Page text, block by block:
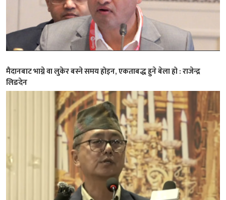
मैदानबाट भाग्ने वा लुकेर बस्ने समय होइन, एकताबद्ध हुने बेला हो : राजेन्द्र
लिङदेन